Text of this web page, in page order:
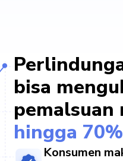
bisa
pemalsuan
hingga
Konsumen